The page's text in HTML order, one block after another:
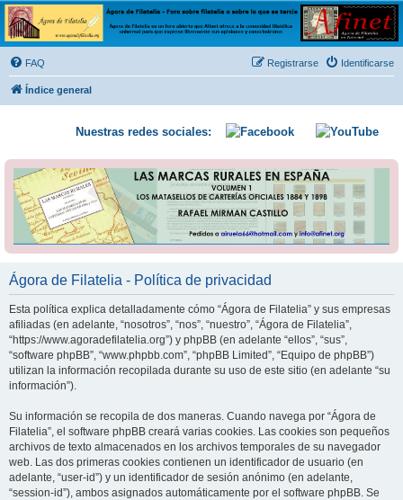
Ágora de Filatelia
Foro sobre filatelia o sobre lo que se tercie. Ágora de Filatelia es un foro abierto que Afinet
ofrece a la comunidad filatélica universal para que exprese libremente sus opiniones y
conocimientos
FAQ Identificarse
Registrarse
Índice general
Nuestras redes sociales:
Ágora de Filatelia - Política de privacidad
Esta política explica detalladamente cómo “Ágora de Filatelia” y sus empresas
afiliadas (en adelante, “nosotros”, “nos”, “nuestro”, “Ágora de Filatelia”,
“https://www.agoradefilatelia.org”) y phpBB (en adelante “ellos”, “sus”,
“software phpBB”, “www.phpbb.com”, “phpBB Limited”, “Equipo de phpBB”)
utilizan la información recopilada durante su uso de este sitio (en adelante “su
información”).
Su información se recopila de dos maneras. Cuando navega por “Ágora de
Filatelia”, el software phpBB creará varias cookies. Las cookies son pequeños
archivos de texto almacenados en los archivos temporales de su navegador
web. Las dos primeras cookies contienen un identificador de usuario (en
adelante, “user-id”) y un identificador de sesión anónimo (en adelante,
“session-id”), ambos asignados automáticamente por el software phpBB. Se